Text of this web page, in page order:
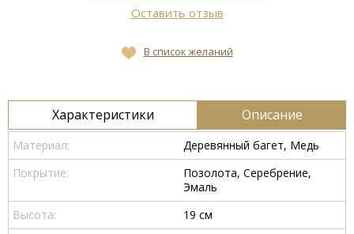
Оставить отзыв
В список желаний
Характеристики Описание
Материал:
Деревянный багет, Медь
Покрытие:
Позолота, Серебрение,
Эмаль
Высота:
19 см